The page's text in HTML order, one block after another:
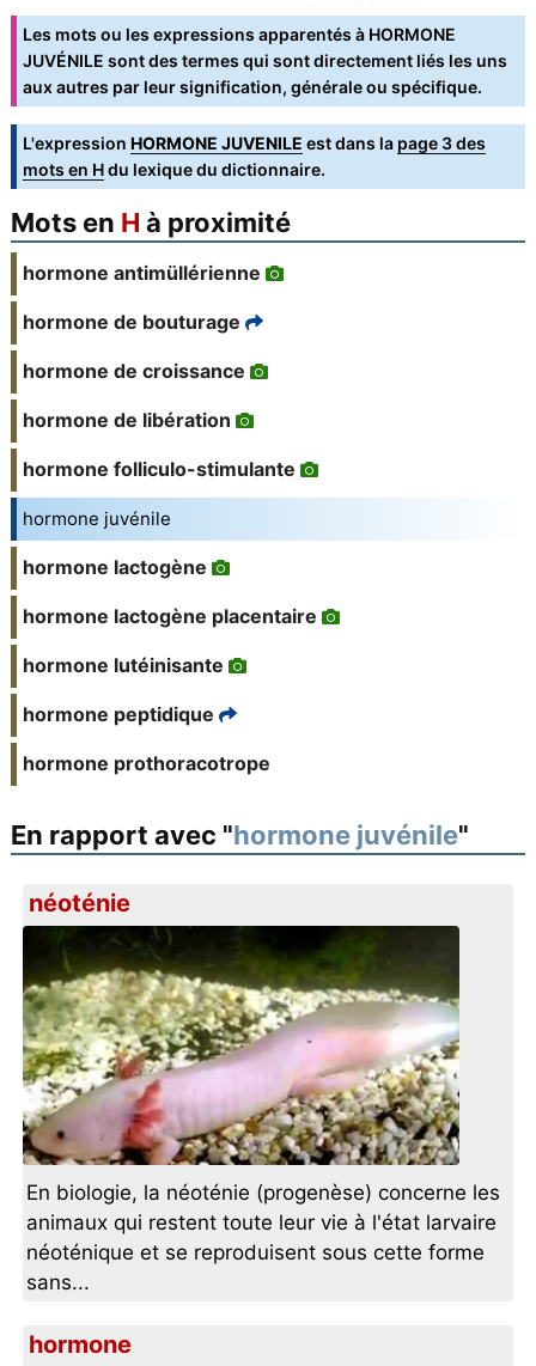
Les mots ou les expressions apparentés à HORMONE
JUVÉNILE sont des termes qui sont directement liés les uns
aux autres par leur signification, générale ou spécifique.
L'expression HORMONE JUVENILE est dans la page 3 des
mots en Hdu lexique du dictionnaire.
Mots en H à proximité
hormone antimüllérienne
hormone de bouturage
hormone de croissance
hormone de libération
hormone folliculo-stimulante
hormone juvénile
hormone lactogène
hormone lactogène placentaire
hormone lutéinisante
hormone peptidique
hormone prothoracotrope
En rapport avec "hormone juvénile"
néoténie
En biologie, la néoténie (progenèse) concerne les
animaux qui restent toute leur vie à l'état larvaire
néoténique et se reproduisent sous cette forme
sans...
hormone